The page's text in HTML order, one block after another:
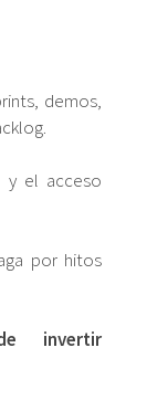
demos,
y el acceso
por hitos
invertir